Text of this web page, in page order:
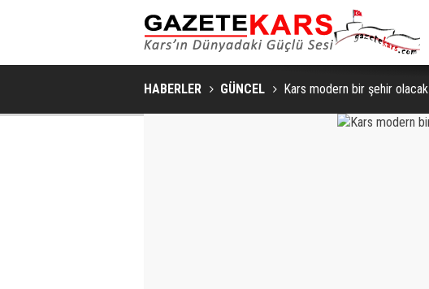
HABERLER GÜNCEL Kars modern bir şehir olacak